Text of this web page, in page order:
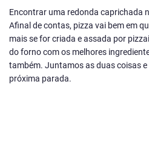
Encontrar uma redonda caprichada
Afinal de contas, pizza vai bem em
mais se for criada e assada por
do forno com os melhores
também. Juntamos as duas coisas
próxima parada.